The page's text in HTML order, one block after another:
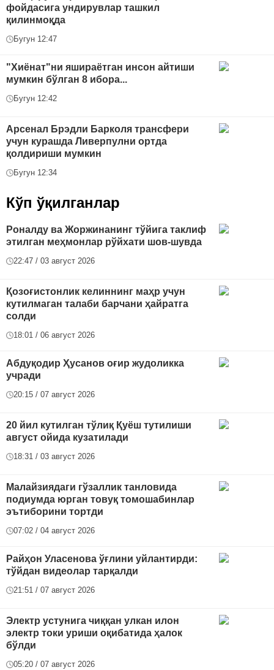
фойдасига ундирувлар ташкил
қилинмоқда
Бугун 12:47
"Хиёнат"ни яшираётган инсон айтиши
мумкин бўлган 8 ибора...
Бугун 12:42
Арсенал Брэдли Барколя трансфери
учун курашда Ливерпулни ортда
қолдириши мумкин
Бугун 12:34
Кўп ўқилганлар
Роналду ва Жоржинанинг тўйига таклиф
этилган меҳмонлар рўйхати шов-шувда
22:47 / 03 август 2026
Қозоғистонлик келиннинг маҳр учун
кутилмаган талаби барчани ҳайратга
солди
18:01 / 06 август 2026
Абдуқодир Ҳусанов оғир жудоликка
учради
20:15 / 07 август 2026
20 йил кутилган тўлиқ Қуёш тутилиши
август ойида кузатилади
18:31 / 03 август 2026
Малайзиядаги гўзаллик танловида
подиумда юрган товуқ томошабинлар
эътиборини тортди
07:02 / 04 август 2026
Райҳон Уласенова ўғлини уйлантирди:
тўйдан видеолар тарқалди
21:51 / 07 август 2026
Электр устунига чиққан улкан илон
электр токи уриши оқибатида ҳалок
бўлди
05:20 / 07 август 2026